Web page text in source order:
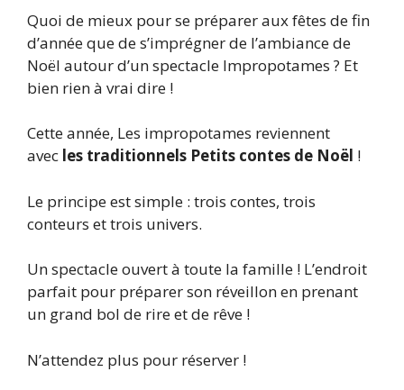
Quoi de mieux pour se préparer aux fêtes de fin
d’année que de s’imprégner de l’ambiance de
Noël autour d’un spectacle Impropotames ? Et
bien rien à vrai dire !
Cette année, Les impropotames reviennent
avec les traditionnels Petits contes de Noël !
Le principe est simple : trois contes, trois
conteurs et trois univers.
Un spectacle ouvert à toute la famille ! L’endroit
parfait pour préparer son réveillon en prenant
un grand bol de rire et de rêve !
N’attendez plus pour réserver !